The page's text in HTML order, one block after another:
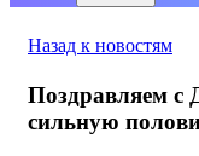
Назад к новостям
Поздравляем с
сильную